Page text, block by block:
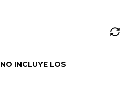
NO INCLUYE LOS